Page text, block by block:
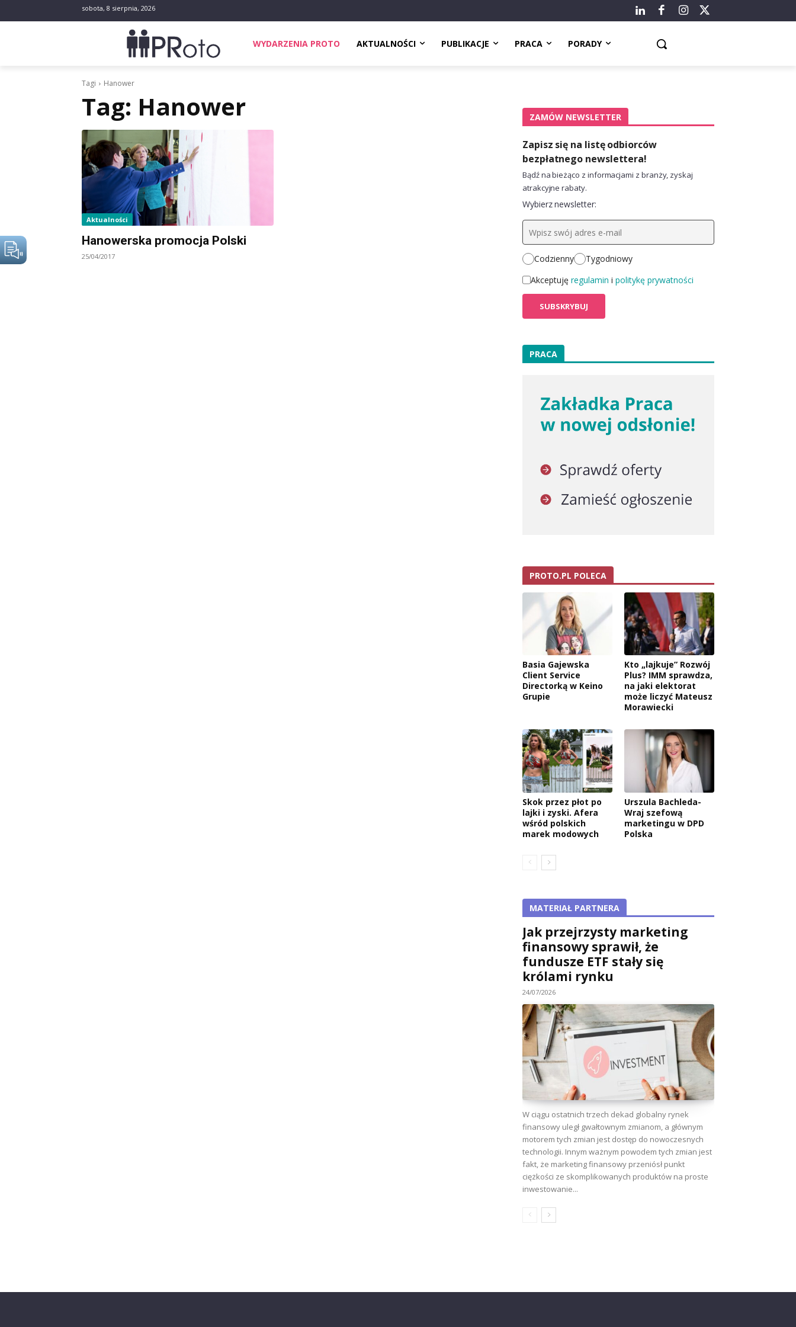
sobota, 8 sierpnia, 2026
WYDARZENIA PROTO AKTUALNOŚCI PUBLIKACJE PRACA PORADY
Tagi Hanower
Tag: Hanower
Aktualności
Hanowerska promocja Polski
25/04/2017
ZAMÓW NEWSLETTER
Zapisz się na listę odbiorców
bezpłatnego newslettera!
Bądź na bieżąco z informacjami z branży, zyskaj
atrakcyjne rabaty.
Wybierz newsletter:
Codzienny
Tygodniowy
Akceptuję regulamin i politykę prywatności
PRACA
PROTO.PL POLECA
Basia Gajewska
Client Service
Directorką w Keino
Grupie
Kto „lajkuje” Rozwój
Plus? IMM sprawdza,
na jaki elektorat
może liczyć Mateusz
Morawiecki
Skok przez płot po
lajki i zyski. Afera
wśród polskich
marek modowych
Urszula Bachleda-
Wraj szefową
marketingu w DPD
Polska
MATERIAŁ PARTNERA
Jak przejrzysty marketing
finansowy sprawił, że
fundusze ETF stały się
królami rynku
24/07/2026
W ciągu ostatnich trzech dekad globalny rynek
finansowy uległ gwałtownym zmianom, a głównym
motorem tych zmian jest dostęp do nowoczesnych
technologii. Innym ważnym powodem tych zmian jest
fakt, że marketing finansowy przeniósł punkt
ciężkości ze skomplikowanych produktów na proste
inwestowanie...